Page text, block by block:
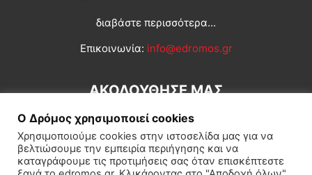
διαβάστε περισσότερα...
Επικοινωνία: info@edromos.gr
ΑΚΟΛΟΥΘΗΣΕ ΜΑΣ
Ο Δρόμος χρησιμοποιεί cookies
Χρησιμοποιούμε cookies στην ιστοσελίδα μας για να
βελτιώσουμε την εμπειρία περιήγησης και να
καταγράφουμε τις προτιμήσεις σας όταν επισκέπτεστε